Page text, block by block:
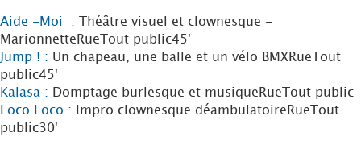
Aide -Moi : Théâtre visuel et clownesque -
MarionnetteRueTout public45'
Jump ! : Un chapeau, une balle et un vélo BMXRueTout
public45'
Kalasa : Domptage burlesque et musiqueRueTout public
Loco Loco : Impro clownesque déambulatoireRueTout
public30'